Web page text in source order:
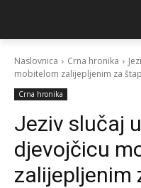
Naslovnica Crna hronika
mobitelom zalijepljenim za štap
Crna hronika
Jeziv slučaj
djevojčicu
zalijepljenim